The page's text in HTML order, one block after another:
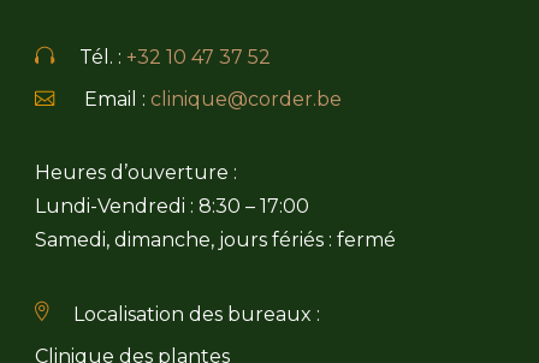
Tél. : +32 10 47 37 52
Email : clinique@corder.be
Heures d’ouverture :
Lundi-Vendredi : 8:30 – 17:00
Samedi, dimanche, jours fériés : fermé
Localisation des bureaux :
Clinique des plantes